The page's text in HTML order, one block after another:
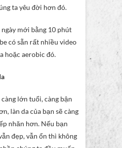
ta yêu đời hơn đó.
mới bằng 10 phút
có sẵn rất nhiều video
hoặc aerobic đó.
lớn tuổi, càng bận
làn da của bạn sẽ càng
nhăn hơn. Nếu bạn
đẹp, vẫn ổn thì không